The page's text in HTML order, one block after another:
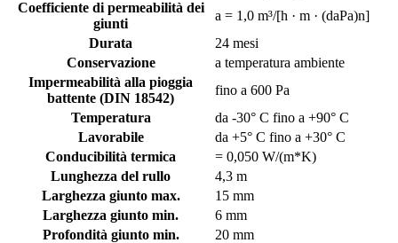
Coefficiente di permeabilità dei
giunti
a = 1,0 m³/[h · m · (daPa)n]
Durata
24 mesi
Conservazione
a temperatura ambiente
Impermeabilità alla pioggia
battente (DIN 18542)
fino a 600 Pa
Temperatura
da -30° C fino a +90° C
Lavorabile
da +5° C fino a +30° C
Conducibilità termica
= 0,050 W/(m*K)
Lunghezza del rullo
4,3 m
Larghezza giunto max.
15 mm
Larghezza giunto min.
6 mm
Profondità giunto min.
20 mm